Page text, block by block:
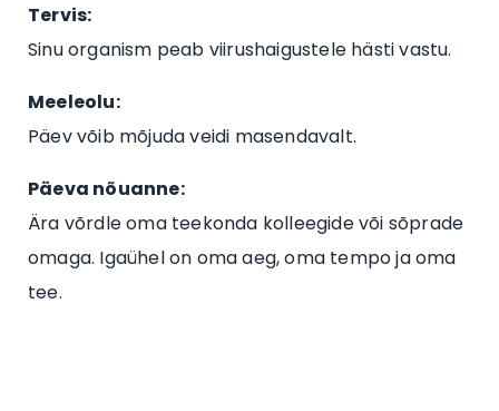
Tervis:
Sinu organism peab viirushaigustele hästi vastu.
Meeleolu:
Päev võib mõjuda veidi masendavalt.
Päeva nõuanne:
Ära võrdle oma teekonda kolleegide või sõprade
omaga. Igaühel on oma aeg, oma tempo ja oma
tee.